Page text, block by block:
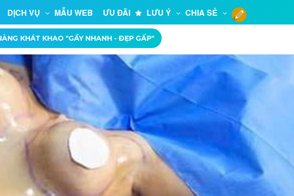
DỊCH VỤ MẪU WEB ƯU ĐÃI LƯU Ý CHIA SẺ
KHÁT KHAO "GẦY NHANH - ĐẸP GẤP"